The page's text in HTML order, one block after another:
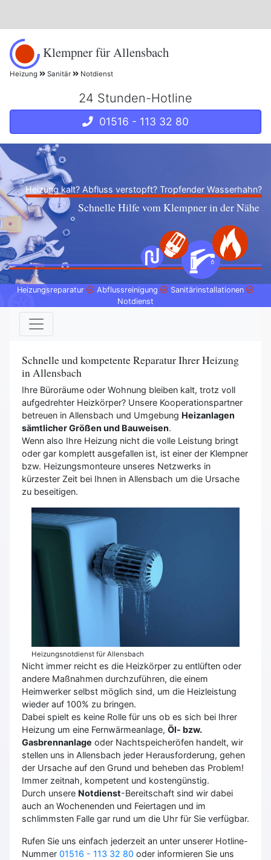
Klempner für Allensbach
Heizung Sanitär Notdienst
24 Stunden-Hotline
01516 - 113 32 80
Heizung kalt? Abfluss verstopft? Tropfender Wasserhahn?
Schnelle Hilfe vom Klempner in der Nähe
Heizungsreparatur Abflussreinigung
Sanitärinstallationen
Notdienst
Schnelle und kompetente Reparatur Ihrer Heizung
in Allensbach
Ihre Büroräume oder Wohnung bleiben kalt, trotz voll
aufgedrehter Heizkörper? Unsere Kooperationspartner
betreuen in Allensbach und Umgebung Heizanlagen
sämtlicher Größen und Bauweisen.
Wenn also Ihre Heizung nicht die volle Leistung bringt
oder gar komplett ausgefallen ist, ist einer der Klempner
bzw. Heizungsmonteure unseres Netzwerks in
kürzester Zeit bei Ihnen in Allensbach um die Ursache
zu beseitigen.
Heizungsnotdienst für Allensbach
Nicht immer reicht es die Heizkörper zu entlüften oder
andere Maßnahmen durchzuführen, die einem
Heimwerker selbst möglich sind, um die Heizleistung
wieder auf 100% zu bringen.
Dabei spielt es keine Rolle für uns ob es sich bei Ihrer
Heizung um eine Fernwärmeanlage, Öl- bzw.
Gasbrennanlage oder Nachtspeicheröfen handelt, wir
stellen uns in Allensbach jeder Herausforderung, gehen
der Ursache auf den Grund und beheben das Problem!
Immer zeitnah, kompetent und kostengünstig.
Durch unsere Notdienst-Bereitschaft sind wir dabei
auch an Wochenenden und Feiertagen und im
schlimmsten Falle gar rund um die Uhr für Sie verfügbar.
Rufen Sie uns einfach jederzeit an unter unserer Hotline-
Nummer 01516 - 113 32 80 oder informieren Sie uns